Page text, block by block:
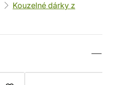
Kouzelné dárky z